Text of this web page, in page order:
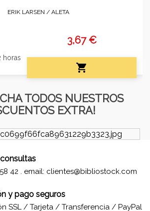
ERIK LARSEN / ALETA
horas
3,67 €

TODOS NUESTROS
EXTRA!
42 . email: clientes@bibliostock.com
y pago seguros
SSL / Tarjeta / Transferencia / PayPal